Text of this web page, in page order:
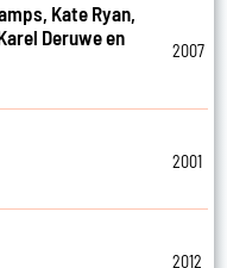
Kate Ryan,
Deruwe en
2007
2001
2012